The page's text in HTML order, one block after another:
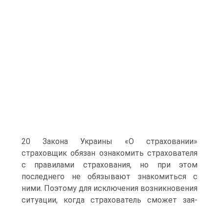
20 Закона Украины «О страховании»
страховщик обязан ознакомить страхователя
с правилами страхования, но при этом
последнего не обязывают знакомиться с
ними. Поэтому для ис­ключения возникновения
ситуации, когда страхователь сможет зая­